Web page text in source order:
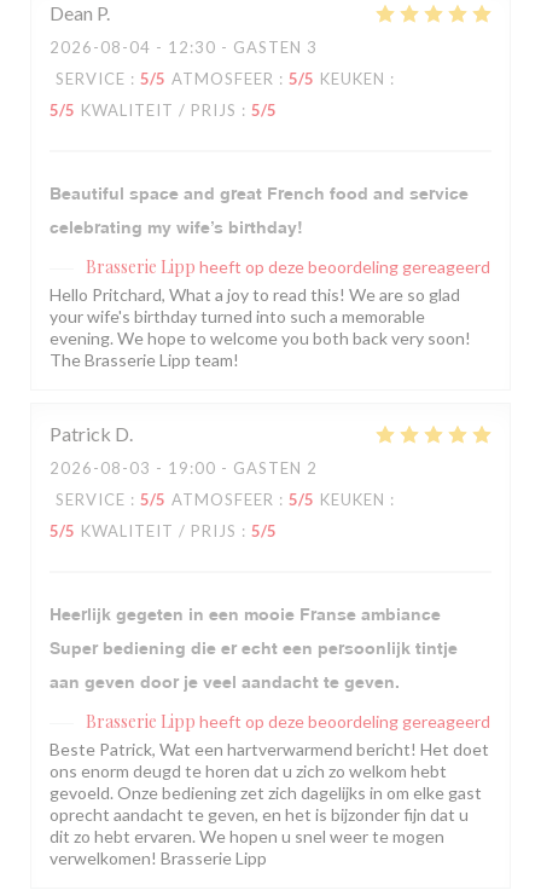
Dean P
2026-08-04 - 12:30 - GASTEN 3
SERVICE : 5/5 ATMOSFEER : 5/5 KEUKEN :
5/5 KWALITEIT / PRIJS : 5/5
Beautiful space and great French food and service
celebrating my wife’s birthday!
Brasserie Lipp heeft op deze beoordeling gereageerd
Hello Pritchard, What a joy to read this! We are so glad
your wife's birthday turned into such a memorable
evening. We hope to welcome you both back very soon!
The Brasserie Lipp team!
Patrick D
2026-08-03 - 19:00 - GASTEN 2
SERVICE : 5/5 ATMOSFEER : 5/5 KEUKEN :
5/5 KWALITEIT / PRIJS : 5/5
Heerlijk gegeten in een mooie Franse ambiance
Super bediening die er echt een persoonlijk tintje
aan geven door je veel aandacht te geven.
Brasserie Lipp heeft op deze beoordeling gereageerd
Beste Patrick, Wat een hartverwarmend bericht! Het doet
ons enorm deugd te horen dat u zich zo welkom hebt
gevoeld. Onze bediening zet zich dagelijks in om elke gast
oprecht aandacht te geven, en het is bijzonder fijn dat u
dit zo hebt ervaren. We hopen u snel weer te mogen
verwelkomen! Brasserie Lipp